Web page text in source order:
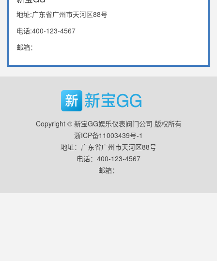
地址:广东省广州市天河区88号
电话:400-123-4567
邮箱：
Copyright © 新宝GG娱乐仪表阀门公司 版权所有
浙ICP备11003439号-1
地址：广东省广州市天河区88号
电话：400-123-4567
邮箱：